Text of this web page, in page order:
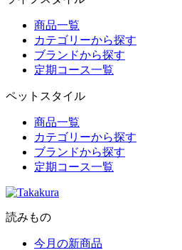
商品一覧
カテゴリーから探す
ブランドから探す
定期コース一覧
ペットスタイル
商品一覧
カテゴリーから探す
ブランドから探す
定期コース一覧
読みもの
今月の新商品